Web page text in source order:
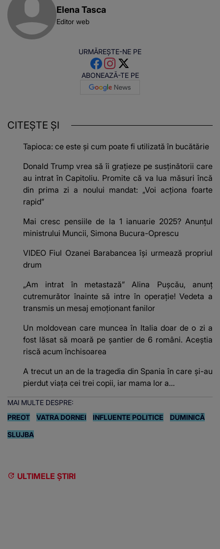
Elena Tasca
Editor web
URMĂREȘTE-NE PE
ABONEAZĂ-TE PE
CITEȘTE ȘI
Tapioca: ce este și cum poate fi utilizată în bucătărie
Donald Trump vrea să îi grațieze pe susținătorii care
au intrat în Capitoliu. Promite că va lua măsuri încă
din prima zi a noului mandat: „Voi acționa foarte
rapid”
Mai cresc pensiile de la 1 ianuarie 2025? Anunțul
ministrului Muncii, Simona Bucura-Oprescu
VIDEO Fiul Ozanei Barabancea își urmează propriul
drum
„Am intrat în metastază” Alina Pușcău, anunț
cutremurător înainte să intre în operație! Vedeta a
transmis un mesaj emoționant fanilor
Un moldovean care muncea în Italia doar de o zi a
fost lăsat să moară pe şantier de 6 români. Aceștia
riscă acum închisoarea
A trecut un an de la tragedia din Spania în care și-au
pierdut viața cei trei copii, iar mama lor a…
MAI MULTE DESPRE:
PREOT
VATRA DORNEI INFLUENTE POLITICE DUMINICĂ
SLUJBA
ULTIMELE ȘTIRI